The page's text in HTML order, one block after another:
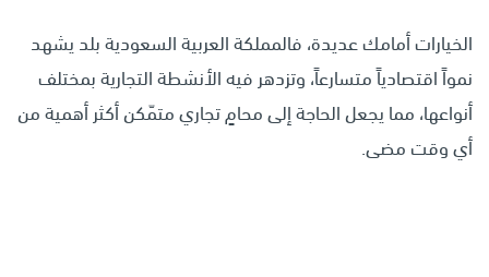
الخيارات أمامك عديدة، فالمملكة العربية السعودية بلد يشهد
نمواً اقتصادياً متسارعاً، وتزدهر فيه الأنشطة التجارية بمختلف
أنواعها، مما يجعل الحاجة إلى محامٍ تجاري متمّكن أكثر أهمية من
أي وقت مضى.